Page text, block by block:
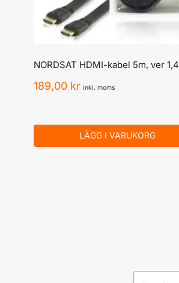
NORDSAT HDMI-kabel 5m, ver 1,4
189,00 kr inkl. moms
LÄGG I VARUKORG